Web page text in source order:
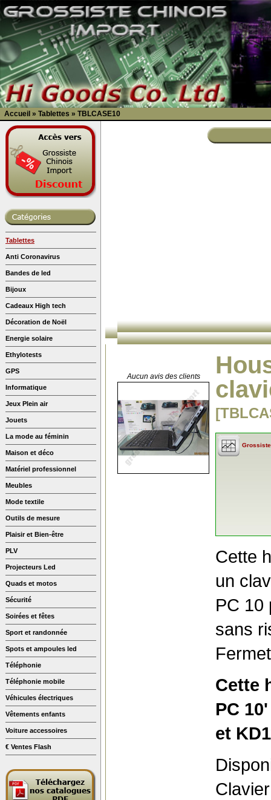
Accueil » Tablettes » TBLCASE10
Tablettes
Anti Coronavirus
Bandes de led
Bijoux
Cadeaux High tech
Décoration de Noël
Energie solaire
Ethylotests
GPS
Informatique
Jeux Plein air
Jouets
La mode au féminin
Maison et déco
Matériel professionnel
Meubles
Mode textile
Outils de mesure
Plaisir et Bien-être
PLV
Projecteurs Led
Quads et motos
Sécurité
Soirées et fêtes
Sport et randonnée
Spots et ampoules led
Téléphonie
Téléphonie mobile
Véhicules électriques
Vêtements enfants
Voiture accessoires
€ Ventes Flash
Aucun avis des clients
Cette
un
PC 10
sans
Cette
PC
et